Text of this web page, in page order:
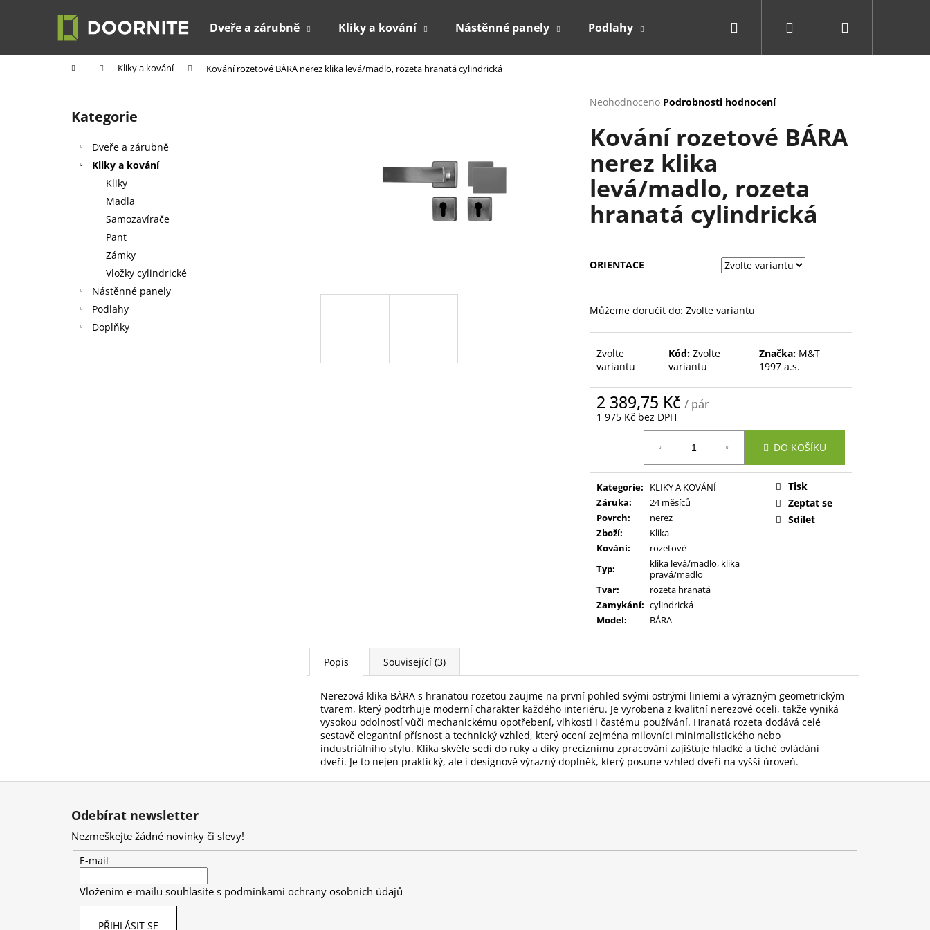
Dveře a zárubně Kliky a kování Nástěnné panely Podlahy Přihlášení
Domů Kliky a kování Kování rozetové BÁRA nerez klika levá/madlo, rozeta hranatá cylindrická
Přeskočit
kategorie
Kategorie
Dveře a zárubně
Kliky a kování
Kliky
Madla
Samozavírače
Pant
Zámky
Vložky cylindrické
Nástěnné panely
Podlahy
Doplňky
Průměrné
produktu
je
5
hvězdiček.
Neohodnoceno Podrobnosti hodnocení
Kování rozetové BÁRA
nerez klika
levá/madlo, rozeta
hranatá cylindrická
ORIENTACE
Můžeme doručit do: Zvolte variantu
Zvolte
variantu
Kód: Zvolte
variantu
Značka: M&T
1997 a.s.
2 389,75 Kč / pár
1 975 Kč bez DPH
DO KOŠÍKU
Kategorie:
KLIKY A KOVÁNÍ
Záruka:
24 měsíců
Povrch:
nerez
Zboží:
Klika
Kování:
rozetové
Typ:
klika levá/madlo, klika
pravá/madlo
Tvar:
rozeta hranatá
Zamykání: cylindrická
Model: BÁRA
Tisk
Zeptat se
Sdílet
Popis Související (3)
Nerezová klika BÁRA s hranatou rozetou zaujme na první pohled svými ostrými liniemi a výrazným geometrickým
tvarem, který podtrhuje moderní charakter každého interiéru. Je vyrobena z kvalitní nerezové oceli, takže vyniká
vysokou odolností vůči mechanickému opotřebení, vlhkosti i častému používání. Hranatá rozeta dodává celé
sestavě elegantní přísnost a technický vzhled, který ocení zejména milovníci minimalistického nebo
industriálního stylu. Klika skvěle sedí do ruky a díky preciznímu zpracování zajišťuje hladké a tiché ovládání
dveří. Je to nejen praktický, ale i designově výrazný doplněk, který posune vzhled dveří na vyšší úroveň.
í
Zpět
do
Zpět
do
Co potřebujete najít?
Doporučujeme
Z
Odebírat newsletter
Nezmeškejte žádné novinky či slevy!
E-mail
Vložením e-mailu souhlasíte s podmínkami ochrany osobních údajů
PŘIHLÁSIT SE